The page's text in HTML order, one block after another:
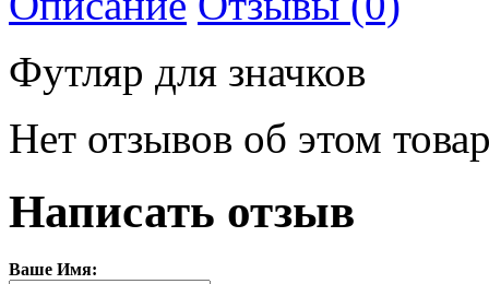
Футляр для значков
Нет отзывов об этом
Написать отзыв
Ваше Имя: